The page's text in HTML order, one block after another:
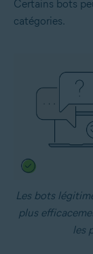
Certains bots
catégories.
Les bots
plus
les